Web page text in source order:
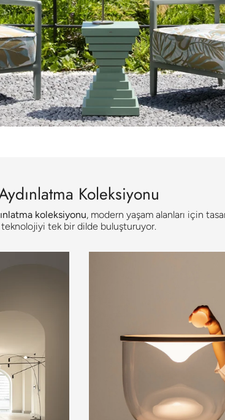
Koleksiyonu
koleksiyonu, modern yaşam alanları için
teknolojiyi tek bir dilde buluşturuyor.